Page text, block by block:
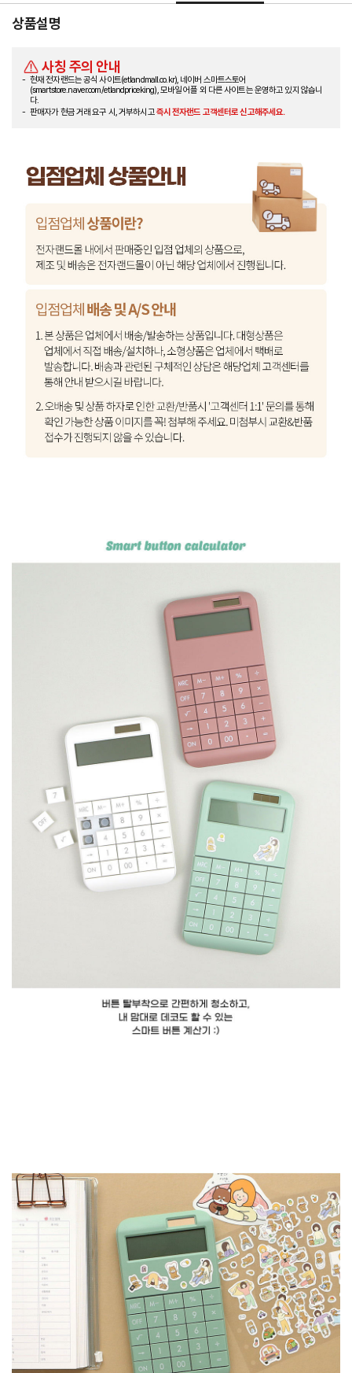
상품설명
사칭 주의 안내
현재 전자랜드는 공식 사이트(etlandmall.co.kr), 네이버 스마트스토어
(smartstore.naver.com/etlandpriceking), 모바일 어플 외 다른 사이트는 운영하고 있지 않습니
다.
판매자가 현금 거래 요구 시, 거부하시고즉시 전자랜드 고객센터로 신고해주세요.